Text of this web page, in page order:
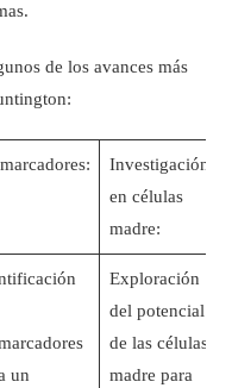
de los avances más
Investigación
en células
madre:
un
Exploración
del potencial
de las células
madre para